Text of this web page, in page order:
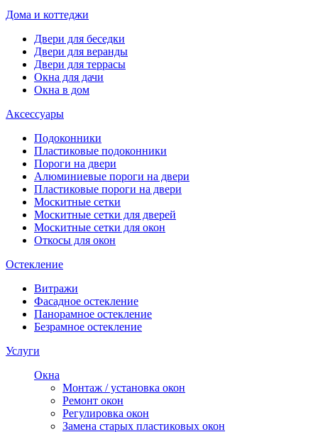
Дома и коттеджи
Двери для беседки
Двери для веранды
Двери для террасы
Окна для дачи
Окна в дом
Аксессуары
Подоконники
Пластиковые подоконники
Пороги на двери
Алюминиевые пороги на двери
Пластиковые пороги на двери
Москитные сетки
Москитные сетки для дверей
Москитные сетки для окон
Откосы для окон
Остекление
Витражи
Фасадное остекление
Панорамное остекление
Безрамное остекление
Услуги
Окна
Монтаж / установка окон
Ремонт окон
Регулировка окон
Замена старых пластиковых окон